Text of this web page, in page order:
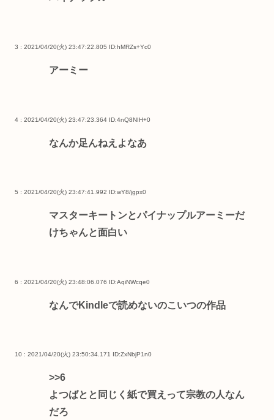
3 : 2021/04/20(火) 23:47:22.805 ID:hMRZs+Yc0
アーミー
4 : 2021/04/20(火) 23:47:23.364 ID:4nQ8NIH+0
なんか足んねえよなあ
5 : 2021/04/20(火) 23:47:41.992 ID:wY8/jgpx0
マスターキートンとパイナップルアーミーだ
けちゃんと面白い
6 : 2021/04/20(火) 23:48:06.076 ID:AqiNWcqe0
なんでKindleで読めないのこいつの作品
10 : 2021/04/20(火) 23:50:34.171 ID:ZxNbjP1n0
>>6
よつばとと同じく紙で買えって宗教の人なん
だろ